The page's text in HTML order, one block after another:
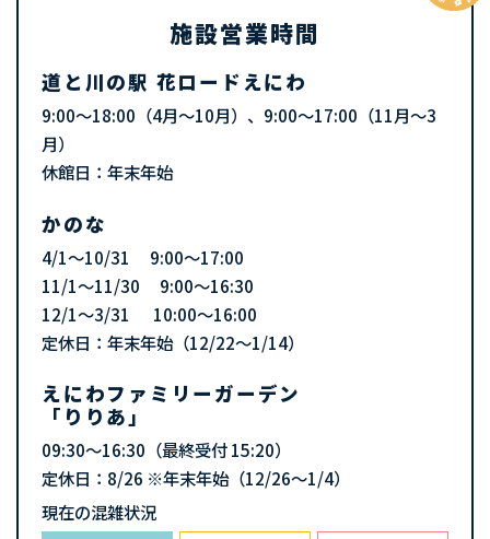
施設営業時間
道と川の駅 花ロードえにわ
9:00～18:00（4月～10月）、9:00～17:00（11月～3
月）
休館日：年末年始
かのな
4/1～10/31 9:00～17:00
11/1～11/30 9:00～16:30
12/1～3/31 10:00～16:00
定休日：年末年始（12/22〜1/14）
えにわファミリーガーデン
「りりあ」
09:30～16:30（最終受付 15:20）
定休日：8/26 ※年末年始（12/26～1/4）
現在の混雑状況